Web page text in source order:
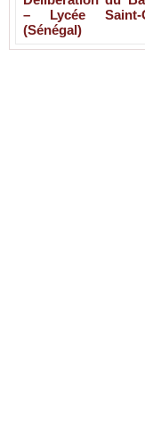
– Lycée Saint-
(Sénégal)